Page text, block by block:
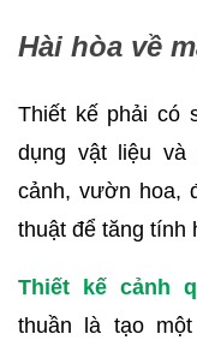
Hài hòa về
Thiết kế phải có
dụng vật liệu và
cảnh, vườn hoa,
thuật để tăng tính
Thiết kế cảnh
thuần là tạo